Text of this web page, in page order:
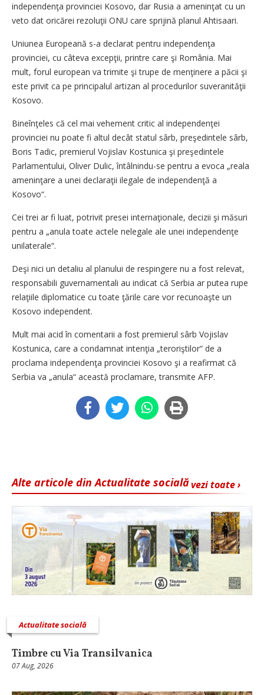
independenţa provinciei Kosovo, dar Rusia a ameninţat cu un
veto dat oricărei rezoluţii ONU care sprijină planul Ahtisaari.
Uniunea Europeană s-a declarat pentru independenţa
provinciei, cu câteva excepţii, printre care şi România. Mai
mult, forul european va trimite şi trupe de menţinere a păcii şi
este privit ca pe principalul artizan al procedurilor suveranităţii
Kosovo.
Bineînţeles că cel mai vehement critic al independenţei
provinciei nu poate fi altul decât statul sârb, preşedintele sârb,
Boris Tadic, premierul Vojislav Kostunica şi preşedintele
Parlamentului, Oliver Dulic, întâlnindu-se pentru a evoca „reala
ameninţare a unei declaraţii ilegale de independenţă a
Kosovo“.
Cei trei ar fi luat, potrivit presei internaţionale, decizii şi măsuri
pentru a „anula toate actele nelegale ale unei independenţe
unilaterale“.
Deşi nici un detaliu al planului de respingere nu a fost relevat,
responsabili guvernamentali au indicat că Serbia ar putea rupe
relaţiile diplomatice cu toate ţările care vor recunoaşte un
Kosovo independent.
Mult mai acid în comentarii a fost premierul sârb Vojislav
Kostunica, care a condamnat intenţia „teroriştilor“ de a
proclama independenţa provinciei Kosovo şi a reafirmat că
Serbia va „anula“ această proclamare, transmite AFP.
vezi toate ›
Alte articole din Actualitate socială
Actualitate socială
Timbre cu Via Transilvanica
07 Aug, 2026